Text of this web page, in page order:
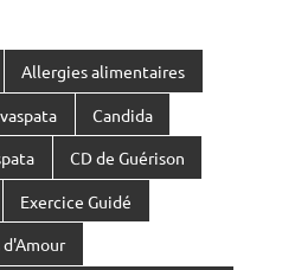
Allergies alimentaires
Candida
CD de Guérison
Exercice Guidé
d'Amour